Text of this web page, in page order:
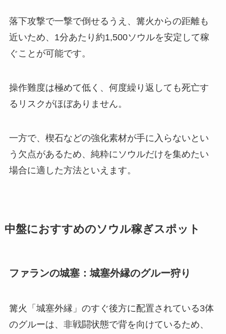
落下攻撃で一撃で倒せるうえ、篝火からの距離も
近いため、1分あたり約1,500ソウルを安定して稼
ぐことが可能です。
操作難度は極めて低く、何度繰り返しても死亡す
るリスクがほぼありません。
一方で、楔石などの強化素材が手に入らないとい
う欠点があるため、純粋にソウルだけを集めたい
場合に適した方法といえます。
中盤におすすめのソウル稼ぎスポット
ファランの城塞：城塞外縁のグルー狩り
篝火「城塞外縁」のすぐ後方に配置されている3体
のグルーは、非戦闘状態で背を向けているため、